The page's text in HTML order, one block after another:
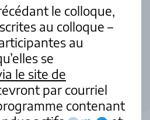
le colloque,
au colloque –
au
se
le site de
par courriel
contenant